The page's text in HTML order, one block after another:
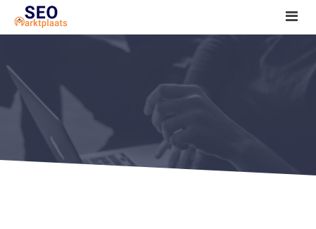
SEO tools reviews
Marketeer bij jou in de buurt?
Offerte
1. Seo voor beginners +
2. Onderzoeken +